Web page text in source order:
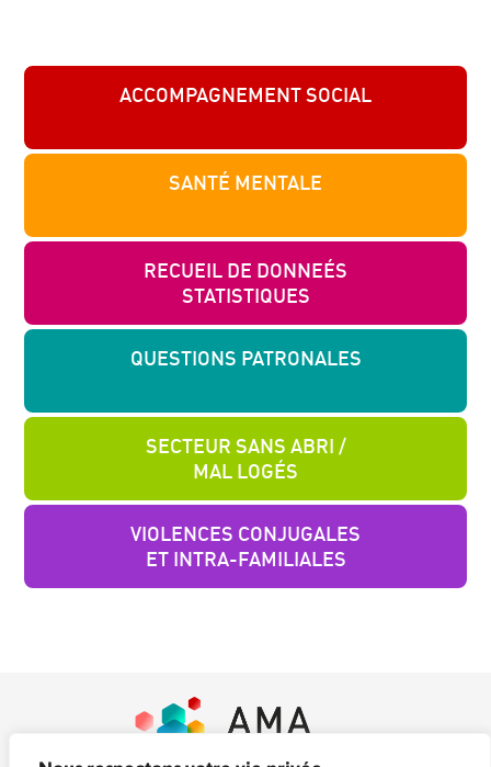
ACCOMPAGNEMENT SOCIAL
SANTÉ MENTALE
RECUEIL DE DONNEÉS
STATISTIQUES
QUESTIONS PATRONALES
SECTEUR SANS ABRI /
MAL LOGÉS
VIOLENCES CONJUGALES
ET INTRA-FAMILIALES